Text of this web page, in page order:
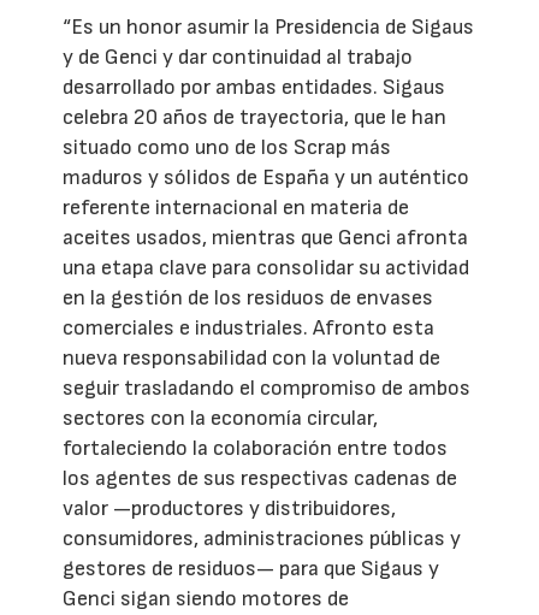
“Es un honor asumir la Presidencia de Sigaus
y de Genci y dar continuidad al trabajo
desarrollado por ambas entidades. Sigaus
celebra 20 años de trayectoria, que le han
situado como uno de los Scrap más
maduros y sólidos de España y un auténtico
referente internacional en materia de
aceites usados, mientras que Genci afronta
una etapa clave para consolidar su actividad
en la gestión de los residuos de envases
comerciales e industriales. Afronto esta
nueva responsabilidad con la voluntad de
seguir trasladando el compromiso de ambos
sectores con la economía circular,
fortaleciendo la colaboración entre todos
los agentes de sus respectivas cadenas de
valor —productores y distribuidores,
consumidores, administraciones públicas y
gestores de residuos— para que Sigaus y
Genci sigan siendo motores de